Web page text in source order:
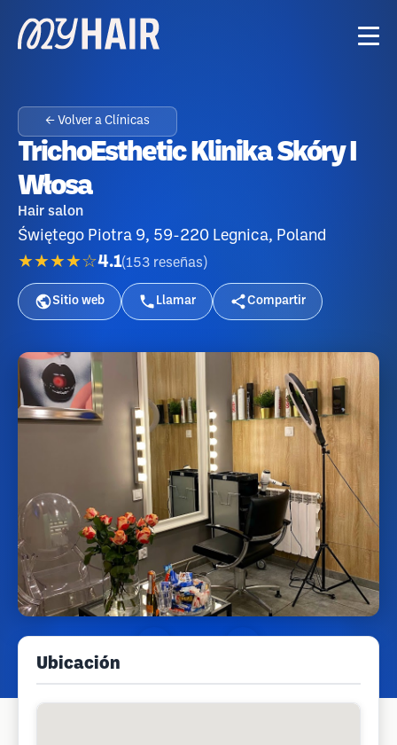
← Volver a Clínicas
TrichoEsthetic Klinika Skóry I
Włosa
Hair salon
Świętego Piotra 9, 59-220 Legnica, Poland
★★★★☆4.1(153 reseñas )
Sitio web Llamar Compartir
Ubicación